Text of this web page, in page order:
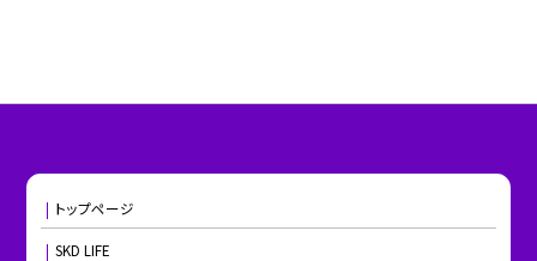
トップページ
SKD LIFE